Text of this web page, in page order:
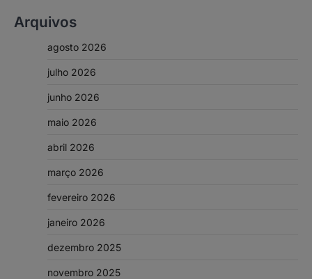
Arquivos
agosto 2026
julho 2026
junho 2026
maio 2026
abril 2026
março 2026
fevereiro 2026
janeiro 2026
dezembro 2025
novembro 2025